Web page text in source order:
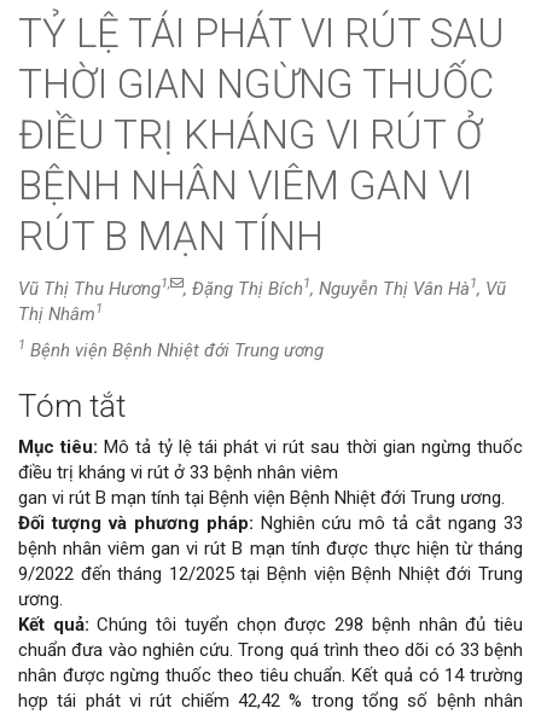
TỶ LỆ TÁI PHÁT VI RÚT SAU
THỜI GIAN NGỪNG THUỐC
ĐIỀU TRỊ KHÁNG VI RÚT Ở
BỆNH NHÂN VIÊM GAN VI
RÚT B MẠN TÍNH
Vũ Thị Thu Hương1, , Đặng Thị Bích1, Nguyễn Thị Vân Hà1, Vũ
Thị Nhâm1
1 Bệnh viện Bệnh Nhiệt đới Trung ương
Nội
dung
chính
của
bài
viết
Tóm tắt
Mục tiêu: Mô tả tỷ lệ tái phát vi rút sau thời gian ngừng thuốc
điều trị kháng vi rút ở 33 bệnh nhân viêm
gan vi rút B mạn tính tại Bệnh viện Bệnh Nhiệt đới Trung ương.
Đối tượng và phương pháp: Nghiên cứu mô tả cắt ngang 33
bệnh nhân viêm gan vi rút B mạn tính được thực hiện từ tháng
9/2022 đến tháng 12/2025 tại Bệnh viện Bệnh Nhiệt đới Trung
ương.
Kết quả:Chúng tôi tuyển chọn được 298 bệnh nhân đủ tiêu
chuẩn đưa vào nghiên cứu. Trong quá trình theo dõi có 33 bệnh
nhân được ngừng thuốc theo tiêu chuẩn. Kết quả có 14 trường
hợp tái phát vi rút chiếm 42,42 % trong tổng số bệnh nhân